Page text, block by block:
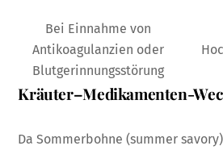
Bei Einnahme von
Antikoagulanzien oder
Blutgerinnungsstörung
Kräuter–Medikamenten-
Da Sommerbohne (summer